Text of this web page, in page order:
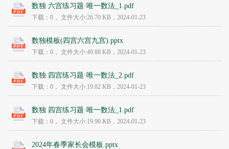
数独 六宫练习题·唯一数法_1.pdf
下载：0， 文件大小:26.70 KB ，2024-01-23
数独模板(四宫六宫九宫).pptx
下载：0， 文件大小:49.88 KB ，2024-01-23
数独 四宫练习题·唯一数法_2.pdf
下载：0， 文件大小:19.82 KB ，2024-01-23
数独 四宫练习题·唯一数法_1.pdf
下载：0， 文件大小:19.90 KB ，2024-01-23
2024年春季家长会模板.pptx